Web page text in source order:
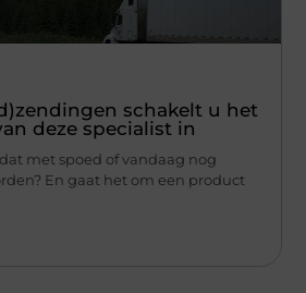
schakelt u het
deze specialist in
met spoed of vandaag nog
En gaat het om een product